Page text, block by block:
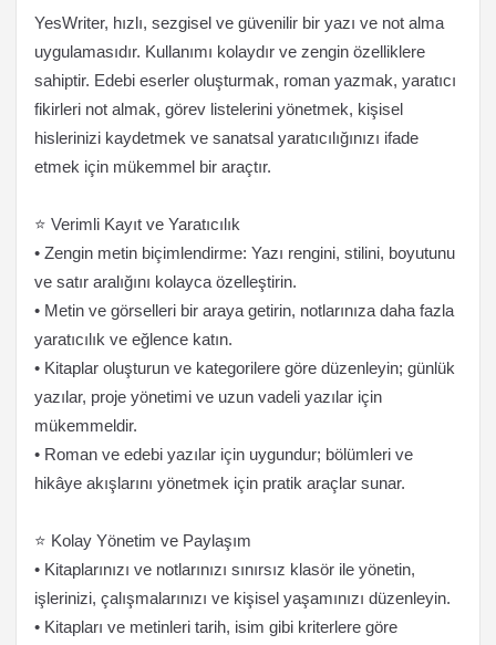
YesWriter, hızlı, sezgisel ve güvenilir bir yazı ve not alma
uygulamasıdır. Kullanımı kolaydır ve zengin özelliklere
sahiptir. Edebi eserler oluşturmak, roman yazmak, yaratıcı
fikirleri not almak, görev listelerini yönetmek, kişisel
hislerinizi kaydetmek ve sanatsal yaratıcılığınızı ifade
etmek için mükemmel bir araçtır.
⭐ Verimli Kayıt ve Yaratıcılık
• Zengin metin biçimlendirme: Yazı rengini, stilini, boyutunu
ve satır aralığını kolayca özelleştirin.
• Metin ve görselleri bir araya getirin, notlarınıza daha fazla
yaratıcılık ve eğlence katın.
• Kitaplar oluşturun ve kategorilere göre düzenleyin; günlük
yazılar, proje yönetimi ve uzun vadeli yazılar için
mükemmeldir.
• Roman ve edebi yazılar için uygundur; bölümleri ve
hikâye akışlarını yönetmek için pratik araçlar sunar.
⭐ Kolay Yönetim ve Paylaşım
• Kitaplarınızı ve notlarınızı sınırsız klasör ile yönetin,
işlerinizi, çalışmalarınızı ve kişisel yaşamınızı düzenleyin.
• Kitapları ve metinleri tarih, isim gibi kriterlere göre